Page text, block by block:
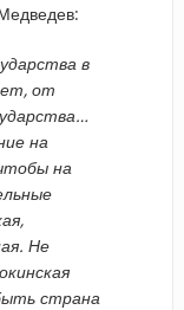
в
от
на
на
Не
страна